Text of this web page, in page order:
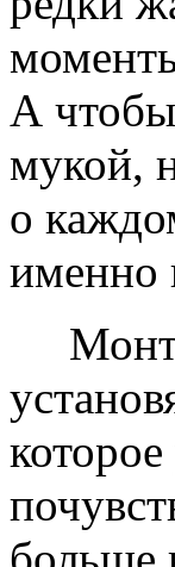
А чтобы
мукой,
о
именно